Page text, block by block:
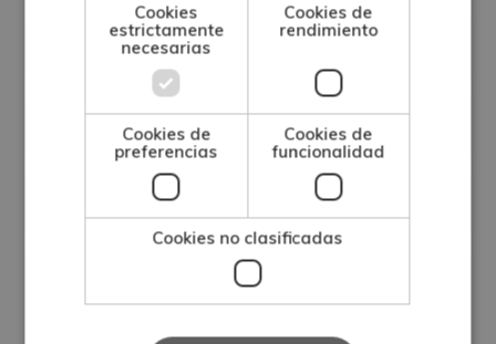
Cookies
estrictamente
necesarias
Cookies de
rendimiento
Cookies de
preferencias
Cookies de
funcionalidad
Cookies no clasificadas